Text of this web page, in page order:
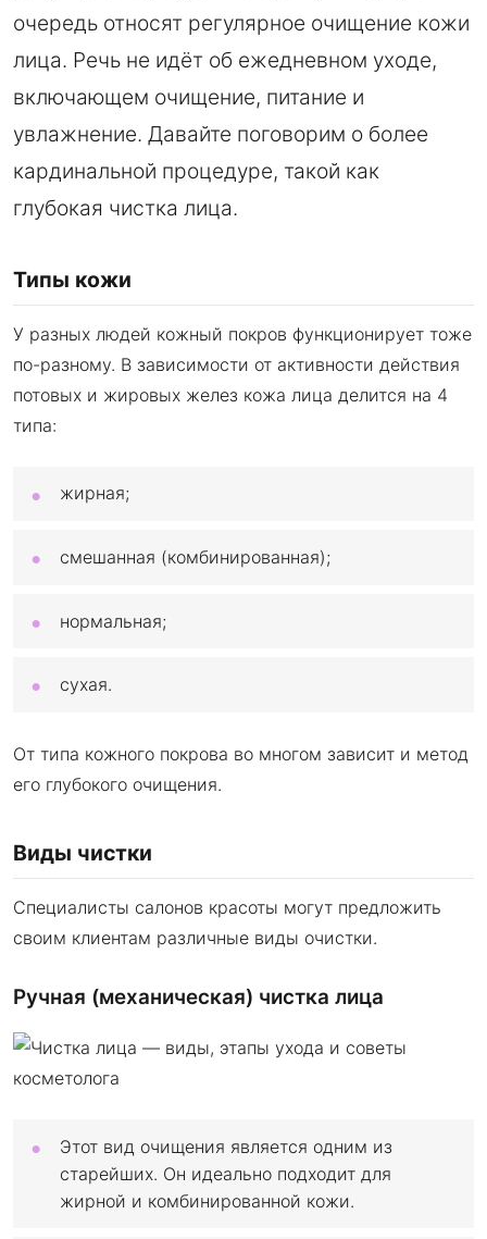
очередь относят регулярное очищение кожи
лица. Речь не идёт об ежедневном уходе,
включающем очищение, питание и
увлажнение. Давайте поговорим о более
кардинальной процедуре, такой как
глубокая чистка лица.
Типы кожи
У разных людей кожный покров функционирует тоже
по-разному. В зависимости от активности действия
потовых и жировых желез кожа лица делится на 4
типа:
жирная;
смешанная (комбинированная);
нормальная;
сухая.
От типа кожного покрова во многом зависит и метод
его глубокого очищения.
Виды чистки
Специалисты салонов красоты могут предложить
своим клиентам различные виды очистки.
Ручная (механическая) чистка лица
Этот вид очищения является одним из
старейших. Он идеально подходит для
жирной и комбинированной кожи.